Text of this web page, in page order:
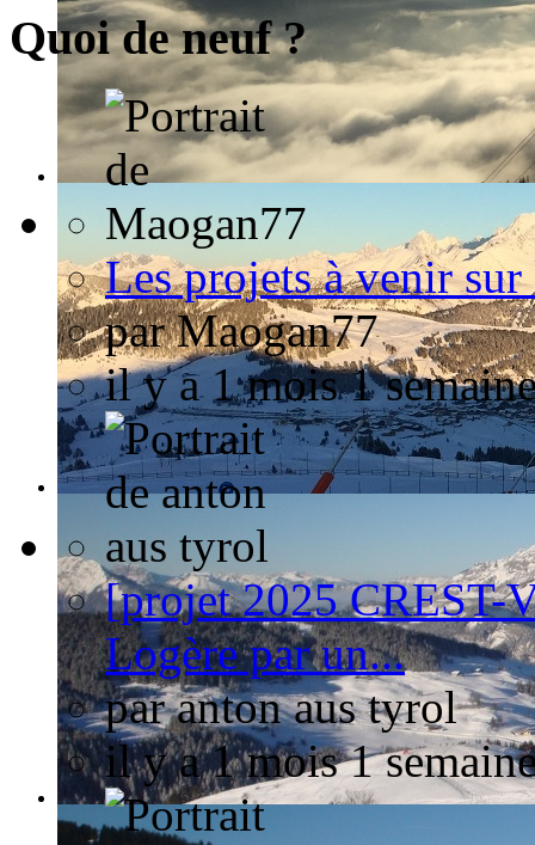
Quoi de neuf ?
Les projets à venir
parMaogan77
il y a 1 mois 1
[projet 2025 CREST-
Logère par un...
paranton aus tyrol
il y a 1 mois 1